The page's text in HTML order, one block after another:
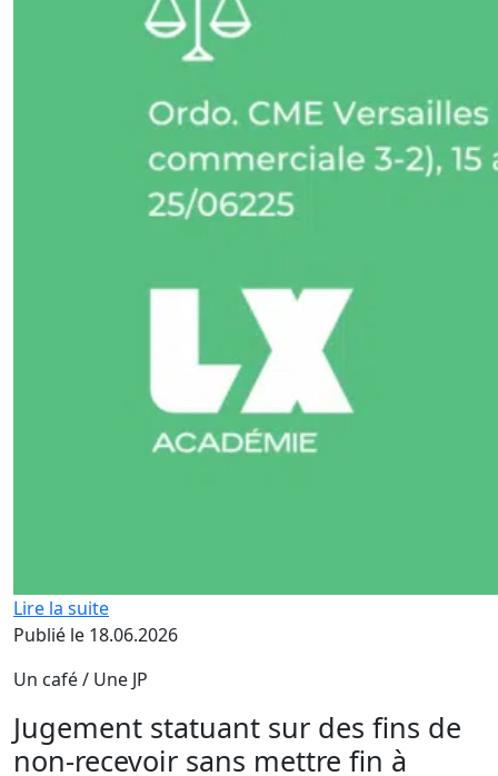
Lire la suite
Publié le 18.06.2026
Un café / Une JP
Jugement statuant sur des fins de
non-recevoir sans mettre fin à